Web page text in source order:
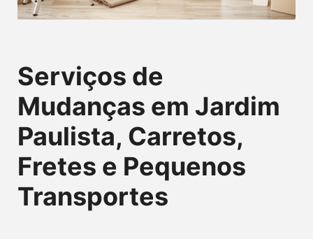
Serviços de
Mudanças em Jardim
Paulista, Carretos,
Fretes e Pequenos
Transportes